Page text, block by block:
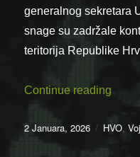
generalnog sekretara
snage su zadržale
teritorija Republike
Continue reading
Posted
2 Januara, 2026 HVO,